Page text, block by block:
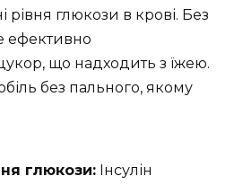
рівня глюкози в крові. Без
ефективно
що надходить з їжею.
без пального, якому
глюкози: Інсулін